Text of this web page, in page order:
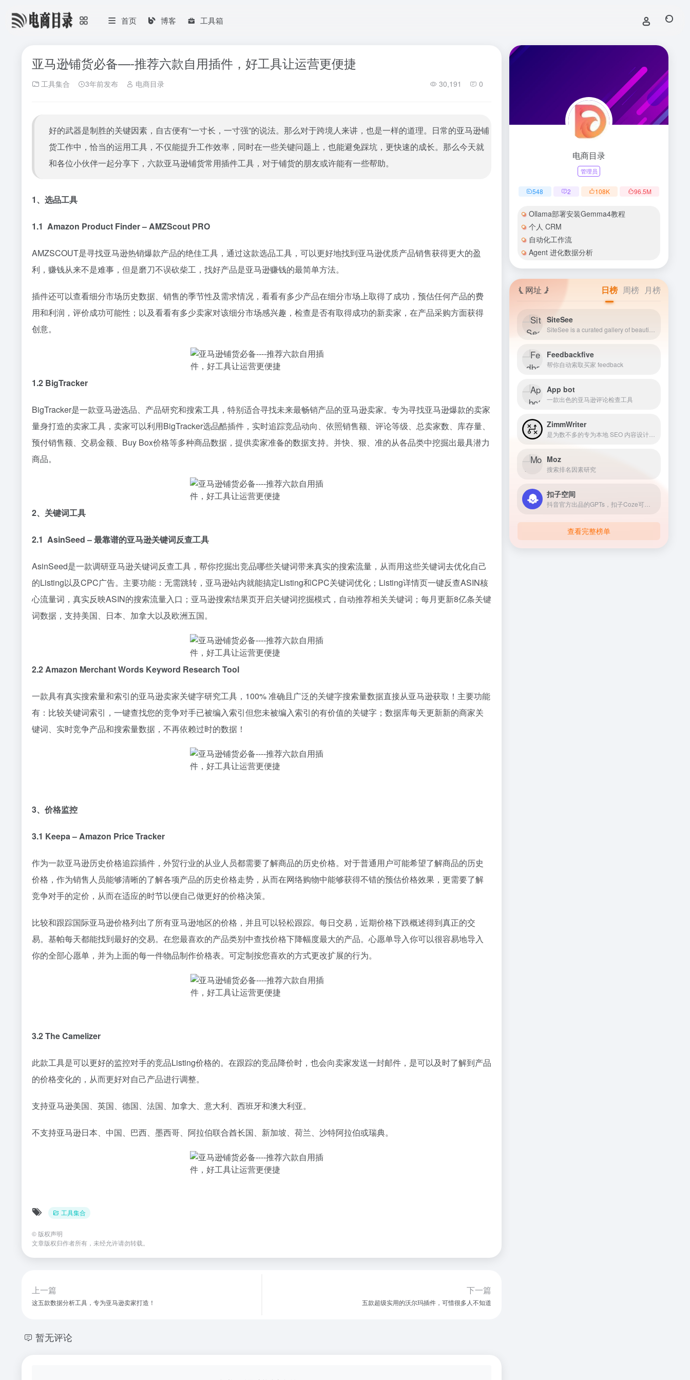
首页 博客 工具箱
亚马逊铺货必备—-推荐六款自用插件，好工具让运营更便捷
工具集合 3年前发布 电商目录 30,191 0
好的武器是制胜的关键因素，自古便有“一寸长，一寸强”的说法。那么对于跨境人来讲，也是一样的道理。日常的亚马逊铺
货工作中，恰当的运用工具，不仅能提升工作效率，同时在一些关键问题上，也能避免踩坑，更快速的成长。那么今天就
和各位小伙伴一起分享下，六款亚马逊铺货常用插件工具，对于铺货的朋友或许能有一些帮助。
1、选品工具
1.1 Amazon Product Finder – AMZScout PRO
AMZSCOUT是寻找亚马逊热销爆款产品的绝佳工具，通过这款选品工具，可以更好地找到亚马逊优质产品销售获得更大的盈
利，赚钱从来不是难事，但是磨刀不误砍柴工，找好产品是亚马逊赚钱的最简单方法。
插件还可以查看细分市场历史数据、销售的季节性及需求情况，看看有多少产品在细分市场上取得了成功，预估任何产品的费
用和利润，评价成功可能性；以及看看有多少卖家对该细分市场感兴趣，检查是否有取得成功的新卖家，在产品采购方面获得
创意。
1.2 BigTracker
BigTracker是一款亚马逊选品、产品研究和搜索工具，特别适合寻找未来最畅销产品的亚马逊卖家。专为寻找亚马逊爆款的卖家
量身打造的卖家工具，卖家可以利用BigTracker选品酷插件，实时追踪竞品动向、依照销售额、评论等级、总卖家数、库存量、
预付销售额、交易金额、Buy Box价格等多种商品数据，提供卖家准备的数据支持。并快、狠、准的从各品类中挖掘出最具潜力
商品。
2、关键词工具
2.1 AsinSeed – 最靠谱的亚马逊关键词反查工具
AsinSeed是一款调研亚马逊关键词反查工具，帮你挖掘出竞品哪些关键词带来真实的搜索流量，从而用这些关键词去优化自己
的Listing以及CPC广告。主要功能：无需跳转，亚马逊站内就能搞定Listing和CPC关键词优化；Listing详情页一键反查ASIN核
心流量词，真实反映ASIN的搜索流量入口；亚马逊搜索结果页开启关键词挖掘模式，自动推荐相关关键词；每月更新8亿条关键
词数据，支持美国、日本、加拿大以及欧洲五国。
2.2 Amazon Merchant Words Keyword Research Tool
一款具有真实搜索量和索引的亚马逊卖家关键字研究工具，100% 准确且广泛的关键字搜索量数据直接从亚马逊获取！主要功能
有：比较关键词索引，一键查找您的竞争对手已被编入索引但您未被编入索引的有价值的关键字；数据库每天更新新的商家关
键词、实时竞争产品和搜索量数据，不再依赖过时的数据！
3、价格监控
3.1 Keepa – Amazon Price Tracker
作为一款亚马逊历史价格追踪插件，外贸行业的从业人员都需要了解商品的历史价格。对于普通用户可能希望了解商品的历史
价格，作为销售人员能够清晰的了解各项产品的历史价格走势，从而在网络购物中能够获得不错的预估价格效果，更需要了解
竞争对手的定价，从而在适应的时节以便自己做更好的价格决策。
比较和跟踪国际亚马逊价格列出了所有亚马逊地区的价格，并且可以轻松跟踪。每日交易，近期价格下跌概述得到真正的交
易。基帕每天都能找到最好的交易。在您最喜欢的产品类别中查找价格下降幅度最大的产品。心愿单导入你可以很容易地导入
你的全部心愿单，并为上面的每一件物品制作价格表。可定制按您喜欢的方式更改扩展的行为。
3.2 The Camelizer
此款工具是可以更好的监控对手的竞品Listing价格的。在跟踪的竞品降价时，也会向卖家发送一封邮件，是可以及时了解到产品
的价格变化的，从而更好对自己产品进行调整。
支持亚马逊美国、英国、德国、法国、加拿大、意大利、西班牙和澳大利亚。
不支持亚马逊日本、中国、巴西、墨西哥、阿拉伯联合酋长国、新加坡、荷兰、沙特阿拉伯或瑞典。
工具集合
© 版权声明
文章版权归作者所有，未经允许请勿转载。
上一篇
这五款数据分析工具，专为亚马逊卖家打造！
下一篇
五款超级实用的沃尔玛插件，可惜很多人不知道
暂无评论
电商目录
管理员
548 2 108K 96.5M
Ollama部署安装Gemma4教程
个人 CRM
自动化工作流
Agent 进化数据分析
网址 日榜 周榜 月榜
SiteSee
Feedbackfive
帮你自动索取买家 feedback
App bot
一款出色的亚马逊评论检查工具
ZimmWriter
Moz
搜索排名因素研究
扣子空间
查看完整榜单